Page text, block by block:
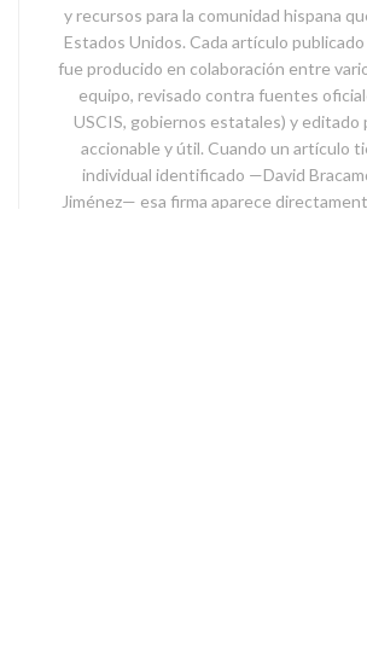
y recursos para la comunidad hispana
Estados Unidos. Cada artículo
fue producido en colaboración entre
equipo, revisado contra fuentes
USCIS, gobiernos estatales) y editado
accionable y útil. Cuando un artículo
individual identificado —David
Jiménez— esa firma aparece